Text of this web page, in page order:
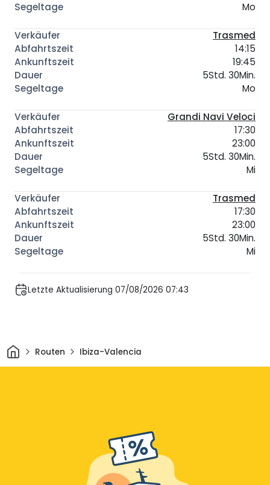
Mo
Trasmed
14:15
19:45
5Std. 30Min.
Mo
Grandi Navi Veloci
17:30
23:00
5Std. 30Min.
Mi
Trasmed
17:30
23:00
5Std. 30Min.
Mi
Letzte Aktualisierung 07/08/2026 07:43
HeimRouten Ibiza-Valencia